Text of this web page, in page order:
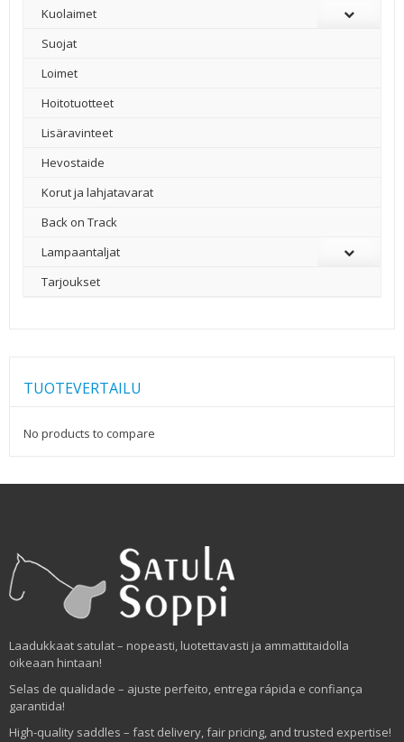
Kuolaimet
Suojat
Loimet
Hoitotuotteet
Lisäravinteet
Hevostaide
Korut ja lahjatavarat
Back on Track
Lampaantaljat
Tarjoukset
TUOTEVERTAILU
No products to compare
Laadukkaat satulat – nopeasti, luotettavasti ja ammattitaidolla
oikeaan hintaan!
Selas de qualidade – ajuste perfeito, entrega rápida e confiança
garantida!
High-quality saddles – fast delivery, fair pricing, and trusted expertise!